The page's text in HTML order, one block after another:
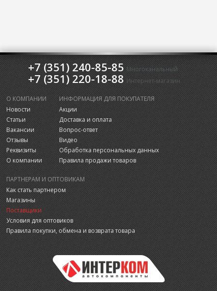
+7 (351) 240-85-85 Многоканальный
+7 (351) 220-18-88 Интернет-магазин
О КОМПАНИИ
Новости
Статьи
Вакансии
Отзывы
Реквизиты
О компании
ИНФОРМАЦИЯ ДЛЯ ПОКУПАТЕЛЯ
Акции
Доставка и оплата
Вопрос-ответ
Видео
Обработка персональных данных
Правила продажи товаров
ПАРТНЕРАМ И ОПТОВИКАМ
Как стать партнером
Магазины
Поставщики
Условия для оптовиков
Правила покупки, обмена и возврата товара